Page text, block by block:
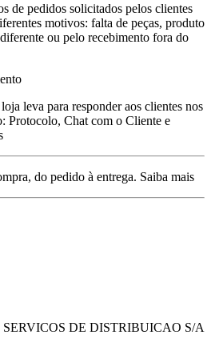
de pedidos solicitados pelos clientes
motivos: falta de peças, produto
ou pelo recebimento fora do
leva para responder aos clientes nos
Protocolo, Chat com o Cliente e
do pedido à entrega. Saiba mais
DE DISTRIBUICAO S/A